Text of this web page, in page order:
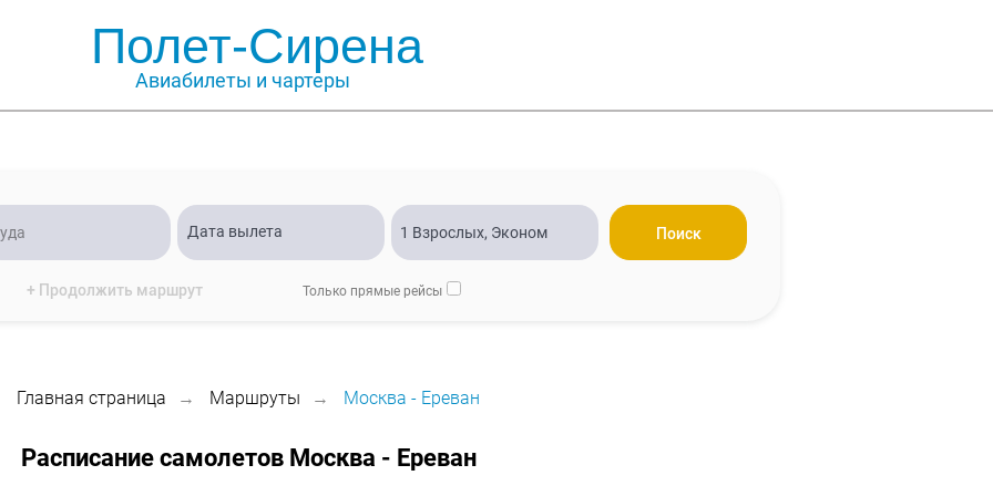
Полет-Сирена
Авиабилеты и чартеры
Поиск
+ Продолжить маршрут Только прямые рейсы
Главная страница → Маршруты → Москва - Ереван
Расписание самолетов Москва - Ереван